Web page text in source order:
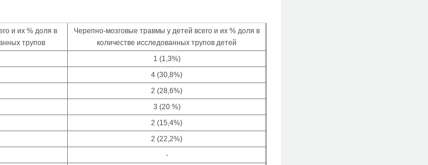
и их % доля в
трупов
Черепно-мозговые травмы у детей всего и их % доля в
количестве исследованных трупов детей
1 (1,3%)
4 (30,8%)
2 (28,6%)
3 (20 %)
2 (15,4%)
2 (22,2%)
-